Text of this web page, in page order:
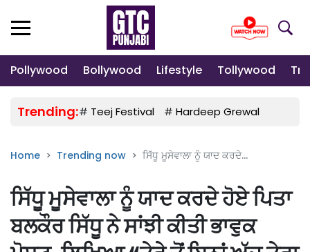
Pollywood Bollywood Lifestyle Tollywood
Trending:# Teej Festival # Hardeep Grewal
Home Trending now ਸਿੱਧੂ ਮੂਸੇਵਾਲਾ ਨੂੰ ਯਾਦ ਕਰਦੇ...
ਸਿੱਧੂ ਮੂਸੇਵਾਲਾ ਨੂੰ ਯਾਦ ਕਰਦੇ ਹੋਏ ਪਿਤਾ
ਬਲਕੌਰ ਸਿੱਧੂ ਨੇ ਸਾਂਝੀ ਕੀਤੀ ਭਾਵੁਕ